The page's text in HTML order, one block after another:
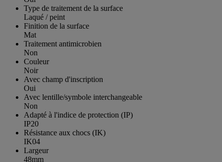
Type de traitement de la surface
Laqué / peint
Finition de la surface
Mat
Traitement antimicrobien
Non
Couleur
Noir
Avec champ d'inscription
Oui
Avec lentille/symbole interchangeable
Non
Adapté à l'indice de protection (IP)
IP20
Résistance aux chocs (IK)
IK04
Largeur
48mm